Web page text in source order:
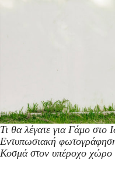
Τι θα λέγατε για Γάμο στο
Εντυπωσιακή
Κοσμά στον υπέροχο